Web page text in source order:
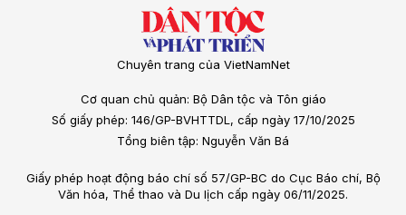
Chuyên trang của VietNamNet
Cơ quan chủ quản: Bộ Dân tộc và Tôn giáo
Số giấy phép: 146/GP-BVHTTDL, cấp ngày 17/10/2025
Tổng biên tập: Nguyễn Văn Bá
Giấy phép hoạt động báo chí số 57/GP-BC do Cục Báo chí, Bộ
Văn hóa, Thể thao và Du lịch cấp ngày 06/11/2025.